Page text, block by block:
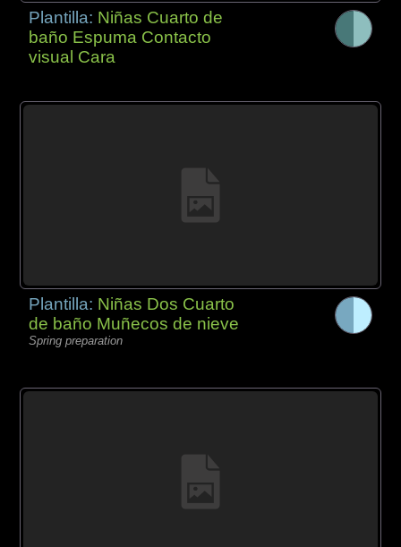
Plantilla: Niñas Cuarto de
baño Espuma Contacto
visual Cara
Plantilla: Niñas Dos Cuarto
de baño Muñecos de nieve
Spring preparation